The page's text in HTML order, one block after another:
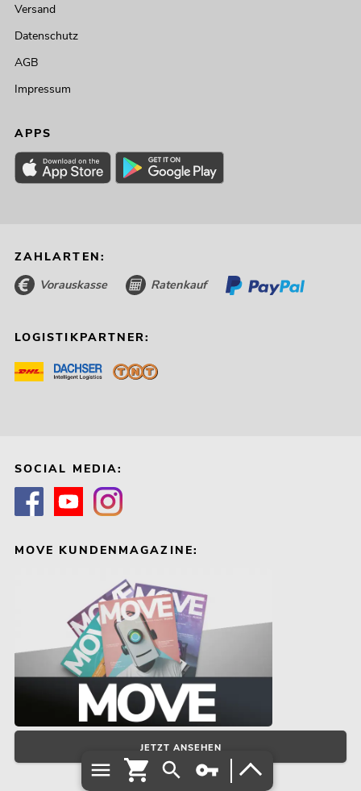
Versand
Datenschutz
AGB
Impressum
APPS
ZAHLARTEN:
Vorauskasse Ratenkauf
LOGISTIKPARTNER:
SOCIAL MEDIA:
MOVE KUNDENMAGAZINE:
JETZT ANSEHEN